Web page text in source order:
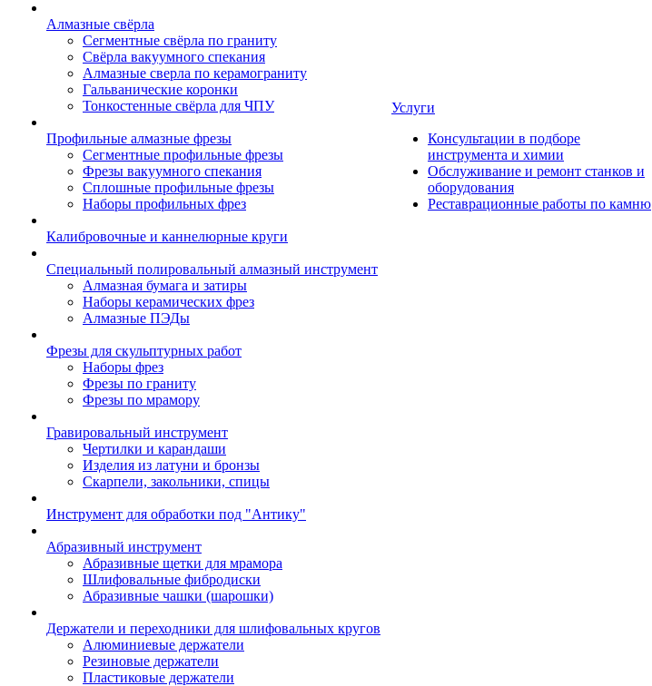
Алмазные свёрла
Сегментные свёрла по граниту
Свёрла вакуумного спекания
Алмазные сверла по керамограниту
Гальванические коронки
Тонкостенные свёрла для ЧПУ
Профильные алмазные фрезы
Сегментные профильные фрезы
Фрезы вакуумного спекания
Сплошные профильные фрезы
Наборы профильных фрез
Калибровочные и каннелюрные круги
Специальный полировальный алмазный инструмент
Алмазная бумага и затиры
Наборы керамических фрез
Алмазные ПЭДы
Фрезы для скульптурных работ
Наборы фрез
Фрезы по граниту
Фрезы по мрамору
Гравировальный инструмент
Чертилки и карандаши
Изделия из латуни и бронзы
Скарпели, закольники, спицы
Инструмент для обработки под "Антику"
Абразивный инструмент
Абразивные щетки для мрамора
Шлифовальные фибродиски
Абразивные чашки (шарошки)
Держатели и переходники для шлифовальных кругов
Алюминиевые держатели
Резиновые держатели
Пластиковые держатели
Услуги
Консультации в подборе
инструмента и химии
Обслуживание и ремонт станков и
оборудования
Реставрационные работы по камню